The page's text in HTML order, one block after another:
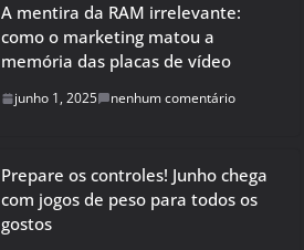
A mentira da RAM irrelevante:
como o marketing matou a
memória das placas de vídeo
junho 1, 2025 nenhum comentário
Prepare os controles! Junho chega
com jogos de peso para todos os
gostos